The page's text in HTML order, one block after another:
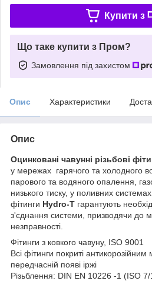
Купити з
Що таке купити з Пром?
Замовлення під захистом
Опис Характеристики
Опис
Оцинковані чавунні різьбові
у мережах гарячого та холодного
парового та водяного опалення,
низького тиску, у поливних
фітинги Hydro-T гарантують
з'єднання системи, призводячи до
незправності.
Фітинги з ковкого чавуну, ISO 9001
Всі фітинги покриті
передчасній появі іржі
Різьблення: DIN EN 10226 -1 (ISO 7/